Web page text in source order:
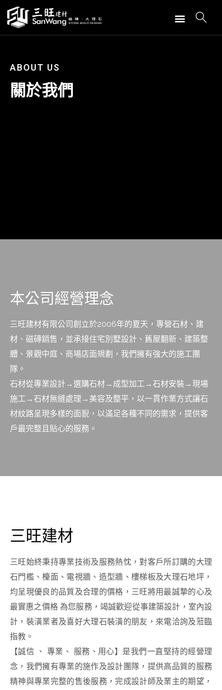
ABOUT US
關於我們
本公司經營理念
三旺建材有限公司創立於2006年的夏天，專營石材、建
材、磁磚銷售，並承接住宅別墅設計、舊屋翻新、建築整
體、景觀中庭、商場店面規劃，我們擁有強大的施工團
隊。
石材從專業設計→選購石材→成型加工→石材安裝→現場
施工→石材無縫處理→美容及整平，以一貫作業方式讓石
材紋路呈現多樣的面貎，以滿足各種不同的需求，提供客
戶最完整且貼心的服務。
三旺建材
三旺始終秉持專業技術及服務熱忱，對客戶所訂購的大理
石門檻、檯面、電視牆、造型牆、樓梯板及大理石地坪，
均呈現優良的品質及合理的價格，三旺將用最誠摯的心及
最實惠之價格 為您服務，竭誠歡迎從事建築設計，室內設
計，裝潢業者及喜好大理石裝潢的朋友，來電洽詢及蒞臨
指教。
【誠信 、 專業、 服務、用心】是我們一直堅持的經營理
念，我們擁有專業的施作及設計團隊，提供高品質的服務
精神與專業完整的售後服務，完成設計師及業主的期望，